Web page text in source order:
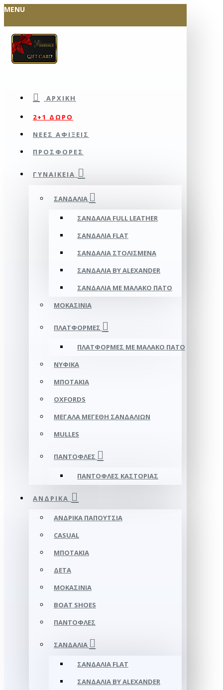
MENU
ΑΡΧΙΚΉ
2+1 ΔΩΡΟ
ΝΕΕΣ ΑΦΙΞΕΙΣ
ΠΡΟΣΦΟΡΕΣ
ΓΥΝΑΙΚΕΊΑ
ΣΑΝΔΆΛΙΑ
ΣΑΝΔΆΛΙΑ FULL LEATHER
ΣΑΝΔΆΛΙΑ FLAT
ΣΑΝΔΆΛΙΑ ΣΤΟΛΙΣΜΈΝΑ
ΣΑΝΔΆΛΙΑ BY ALEXANDER
ΣΑΝΔΆΛΙΑ ΜΕ ΜΑΛΑΚΌ ΠΆΤΟ
ΜΟΚΑΣΊΝΙΑ
ΠΛΑΤΦΌΡΜΕΣ
ΠΛΑΤΦΟΡΜΕΣ ΜΕ ΜΑΛΑΚΟ ΠΑΤΟ
ΝΥΦΙΚΆ
ΜΠΟΤΆΚΙΑ
OXFORDS
ΜΕΓΆΛΑ ΜΕΓΈΘΗ ΣΑΝΔΑΛΙΏΝ
MULLES
ΠΑΝΤΌΦΛΕΣ
ΠΑΝΤΌΦΛΕΣ ΚΑΣΤΟΡΙΆΣ
ΑΝΔΡΙΚΆ
ΑΝΔΡΙΚΆ ΠΑΠΟΎΤΣΙΑ
CASUAL
ΜΠΟΤΆΚΙΑ
ΔΕΤΆ
ΜΟΚΑΣΊΝΙΑ
BOAT SHOES
ΠΑΝΤΌΦΛΕΣ
ΣΑΝΔΆΛΙΑ
ΣΑΝΔΆΛΙΑ FLAT
ΣΑΝΔΆΛΙΑ BY ALEXANDER